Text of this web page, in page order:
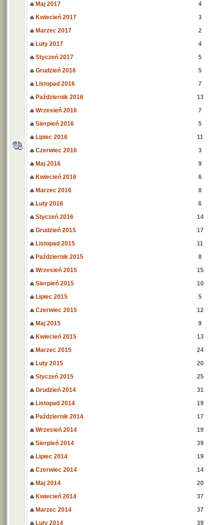
Maj 2017
4
Kwiecień 2017
3
Marzec 2017
2
Luty 2017
4
Styczeń 2017
5
Grudzień 2016
5
Listopad 2016
7
Październik 2016
13
Wrzesień 2016
7
Sierpień 2016
5
Lipiec 2016
11
Czerwiec 2016
3
Maj 2016
9
Kwiecień 2016
6
Marzec 2016
8
Luty 2016
6
Styczeń 2016
14
Grudzień 2015
17
Listopad 2015
11
Październik 2015
8
Wrzesień 2015
15
Sierpień 2015
10
Lipiec 2015
5
Czerwiec 2015
12
Maj 2015
9
Kwiecień 2015
13
Marzec 2015
24
Luty 2015
20
Styczeń 2015
25
Grudzień 2014
31
Listopad 2014
19
Październik 2014
17
Wrzesień 2014
19
Sierpień 2014
39
Lipiec 2014
19
Czerwiec 2014
14
Maj 2014
20
Kwiecień 2014
37
Marzec 2014
37
Luty 2014
39